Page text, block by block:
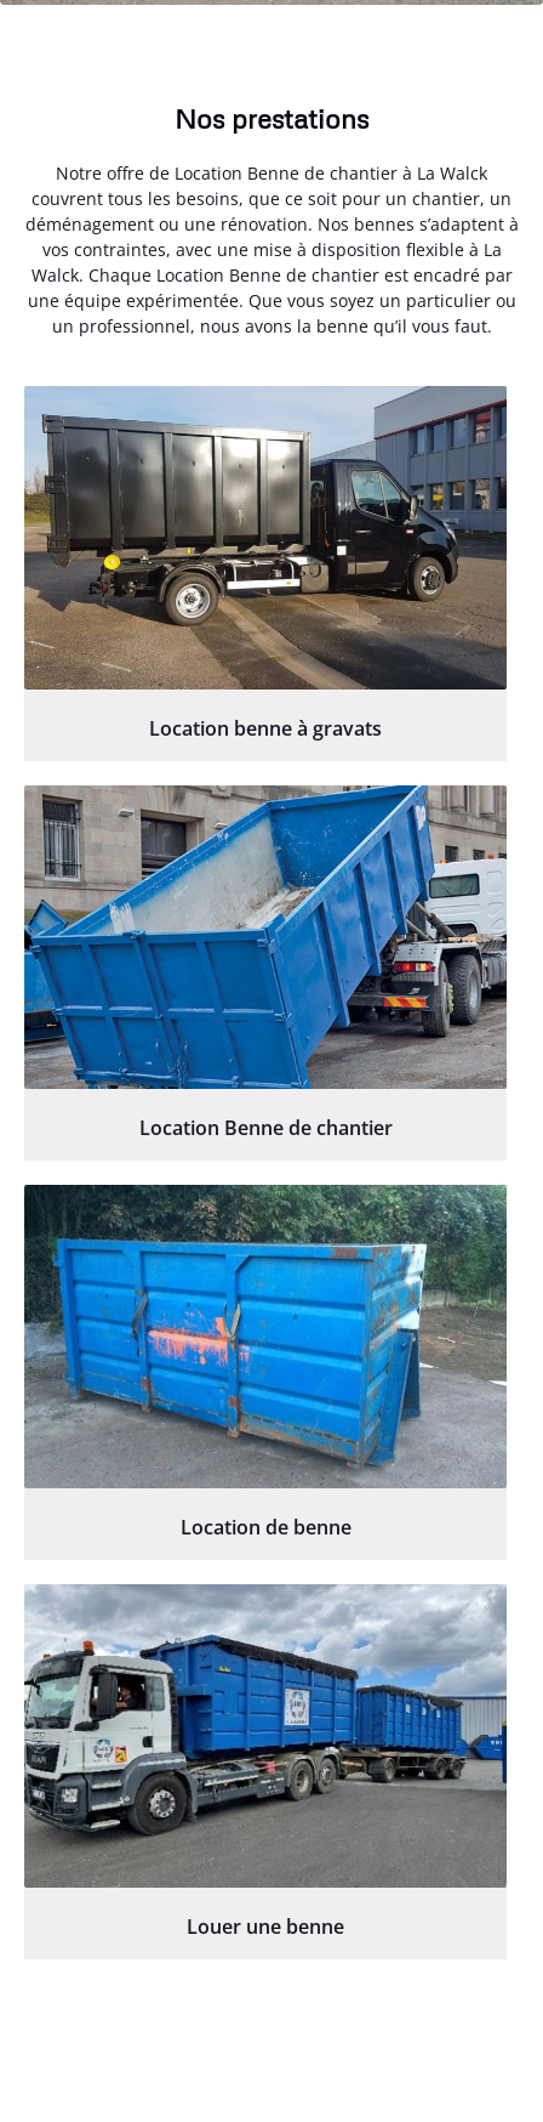
Nos prestations
Notre offre de Location Benne de chantier à La Walck
couvrent tous les besoins, que ce soit pour un chantier, un
déménagement ou une rénovation. Nos bennes s’adaptent à
vos contraintes, avec une mise à disposition flexible à La
Walck. Chaque Location Benne de chantier est encadré par
une équipe expérimentée. Que vous soyez un particulier ou
un professionnel, nous avons la benne qu’il vous faut.
Location benne à gravats
Location Benne de chantier
Location de benne
Louer une benne